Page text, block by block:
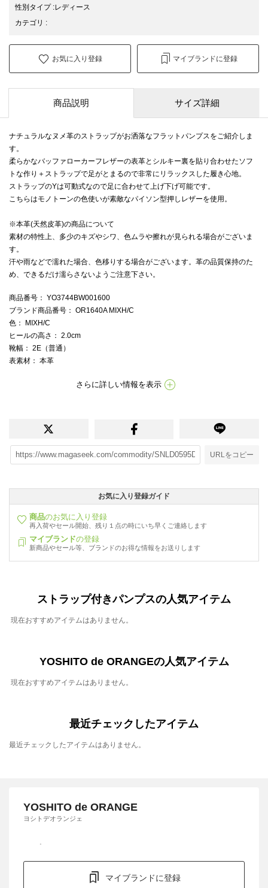
性別タイプ:レディース
カテゴリ :
お気に入り登録 マイブランドに登録
商品説明 サイズ詳細
ナチュラルなヌメ革のストラップがお洒落なフラットパンプスをご紹介しま
す。
柔らかなバッファローカーフレザーの表革とシルキー裏を貼り合わせたソフ
トな作り＋ストラップで足がとまるので非常にリラックスした履き心地。
ストラップのYは可動式なので足に合わせて上げ下げ可能です。
こちらはモノトーンの色使いが素敵なパイソン型押しレザーを使用。
※本革(天然皮革)の商品について
素材の特性上、多少のキズやシワ、色ムラや擦れが見られる場合がございま
す。
汗や雨などで濡れた場合、色移りする場合がございます。革の品質保持のた
め、できるだけ濡らさないようご注意下さい。
商品番号 ： YO3744BW001600
ブランド商品番号 ： OR1640A MIXH/C
色 ： MIXH/C
ヒールの高さ ： 2.0cm
靴幅 ： 2E（普通）
表素材 ： 本革
さらに詳しい情報を表示
URLをコピー
お気に入り登録ガイド
商品のお気に入り登録
再入荷やセール開始、残り１点の時にいち早くご連絡します
マイブランドの登録
新商品やセール等、ブランドのお得な情報をお送りします
ストラップ付きパンプスの人気アイテム
現在おすすめアイテムはありません。
YOSHITO de ORANGEの人気アイテム
現在おすすめアイテムはありません。
最近チェックしたアイテム
最近チェックしたアイテムはありません。
YOSHITO de ORANGE
ヨシトデオランジェ
マイブランドに登録